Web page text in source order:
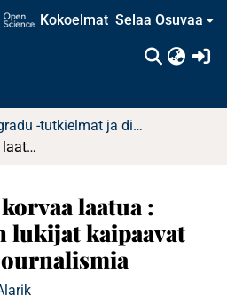
Kokoelmat Selaa Osuvaa
Pro gradu -tutkielmat ja diplomityöt
Paikallisuus ei korvaa laatua : Paikallislehtien lukijat kaipaavat syvällisempää journalismia
laatua :
lukijat kaipaavat